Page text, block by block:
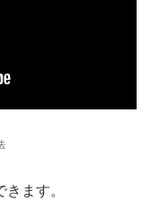
ます。